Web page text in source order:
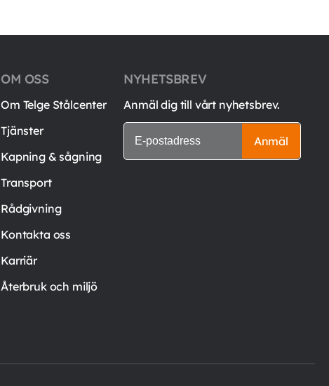
OM OSS
Om Telge Stålcenter
Tjänster
Kapning & sågning
Transport
Rådgivning
Kontakta oss
Karriär
Återbruk och miljö
NYHETSBREV
Anmäl dig till vårt nyhetsbrev.
Anmäl